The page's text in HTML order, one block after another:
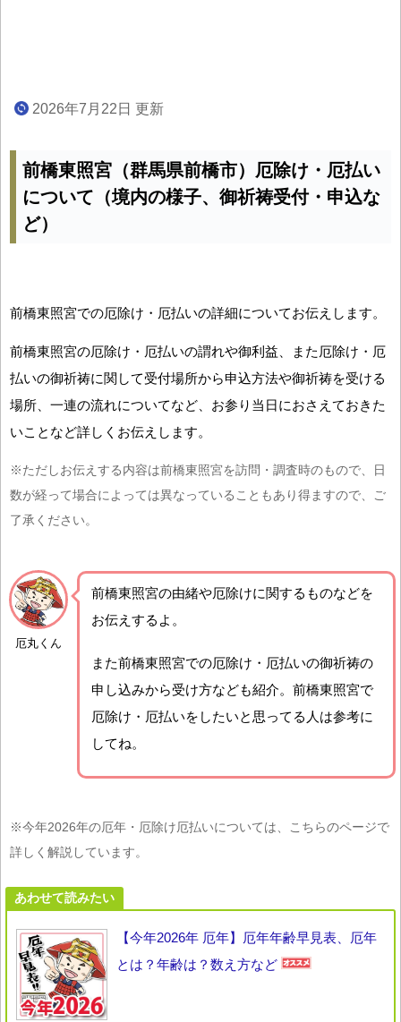
2026年7月22日 更新
前橋東照宮（群馬県前橋市）厄除け・厄払い
について（境内の様子、御祈祷受付・申込な
ど）
前橋東照宮での厄除け・厄払いの詳細についてお伝えします。
前橋東照宮の厄除け・厄払いの謂れや御利益、また厄除け・厄
払いの御祈祷に関して受付場所から申込方法や御祈祷を受ける
場所、一連の流れについてなど、お参り当日におさえておきた
いことなど詳しくお伝えします。
※ただしお伝えする内容は前橋東照宮を訪問・調査時のもので、日
数が経って場合によっては異なっていることもあり得ますので、ご
了承ください。
厄丸くん
前橋東照宮の由緒や厄除けに関するものなどを
お伝えするよ。
また前橋東照宮での厄除け・厄払いの御祈祷の
申し込みから受け方なども紹介。前橋東照宮で
厄除け・厄払いをしたいと思ってる人は参考に
してね。
※今年2026年の厄年・厄除け厄払いについては、こちらのページで
詳しく解説しています。
あわせて読みたい
【今年2026年 厄年】厄年年齢早見表、厄年
とは？年齢は？数え方など